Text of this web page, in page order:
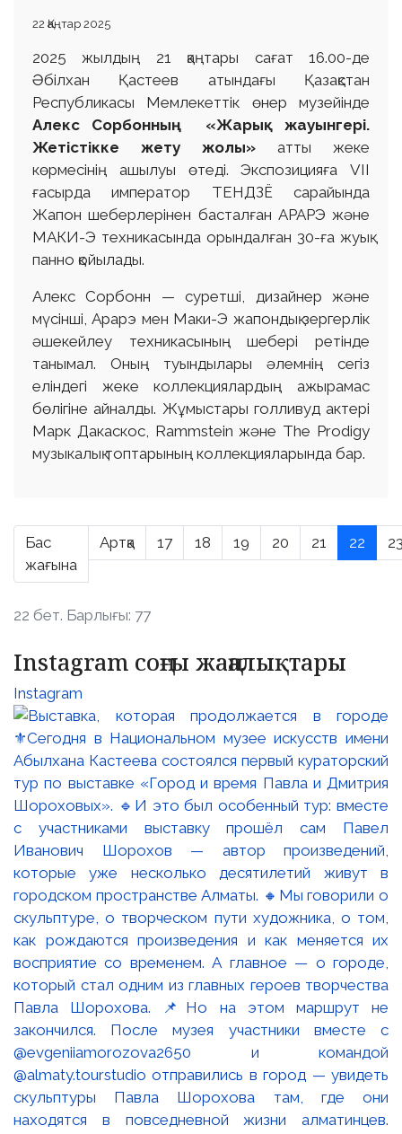
22 Қаңтар 2025
2025 жылдың 21 қаңтары сағат 16.00-де
Әбілхан Қастеев атындағы Қазақстан
Республикасы Мемлекеттік өнер музейінде
Алекс Сорбонның «Жарық жауынгері.
Жетістікке жету жолы» атты жеке
көрмесінің ашылуы өтеді. Экспозицияға VII
ғасырда император ТЕНДЗЁ сарайында
Жапон шеберлерінен басталған АРАРЭ және
МАКИ-Э техникасында орындалған 30-ға жуық
панно қойылады.
Алекс Сорбонн — суретші, дизайнер және
мүсінші, Арарэ мен Маки-Э жапондық зергерлік
әшекейлеу техникасының шебері ретінде
танымал. Оның туындылары әлемнің сегіз
еліндегі жеке коллекциялардың ажырамас
бөлігіне айналды. Жұмыстары голливуд актері
Марк Дакаскос, Rammstein және The Prodigy
музыкалық топтарының коллекцияларында бар.
Бас
жағына
Артқа 17 18 19 20 21 22
22 бет. Барлығы: 77
Instagram соңғы жаңалықтары
Instagram